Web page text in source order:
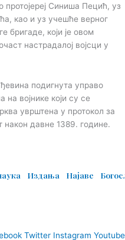
протојереј Синиша Пецић, уз
као и уз учешће верног
бригаде, који је овом
настрадалој војсци у
подигнута управо
на војнике који су се
уврштена у протокол за
након давне 1389. године.
Издања Најаве
Twitter Instagram Youtube